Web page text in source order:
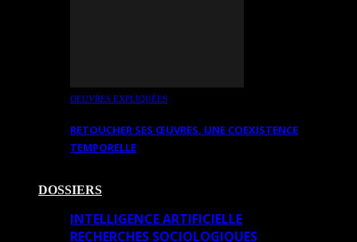
OEUVRES EXPLIQUÉES
RETOUCHER SES ŒUVRES. UNE COEXISTENCE
TEMPORELLE
DOSSIERS
INTELLIGENCE ARTIFICIELLE
RECHERCHES SOCIOLOGIQUES